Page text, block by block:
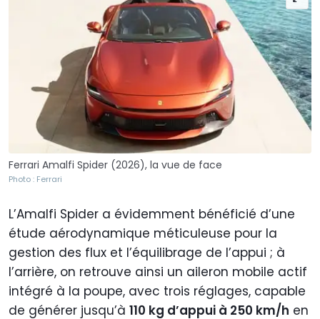
Ferrari Amalfi Spider (2026), la vue de face
Photo : Ferrari
L’Amalfi Spider a évidemment bénéficié d’une
étude aérodynamique méticuleuse pour la
gestion des flux et l’équilibrage de l’appui ; à
l’arrière, on retrouve ainsi un aileron mobile actif
intégré à la poupe, avec trois réglages, capable
de générer jusqu’à 110 kg d’appui à 250 km/h en